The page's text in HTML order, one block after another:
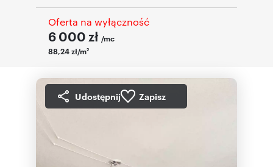
Oferta na wyłączność
6 000 zł /mc
88,24 zł/m2
Udostępnij Zapisz